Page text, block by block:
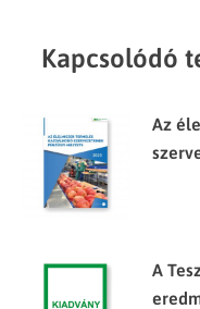
Kapcsolódó
Az
A